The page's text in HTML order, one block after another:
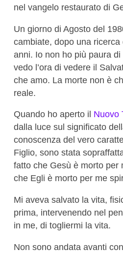
nel vangelo restaurato di
Un giorno di Agosto del
cambiate, dopo una
anni. Io non ho più paura
vedo l’ora di vedere il
che amo. La morte non è
reale.
Quando ho aperto il Nuovo
dalla luce sul significato
conoscenza del vero
Figlio, sono stata
fatto che Gesù è morto per
che Egli è morto per me
Mi aveva salvato la vita,
prima, intervenendo nel
in me, di togliermi la vita.
Non sono andata avanti